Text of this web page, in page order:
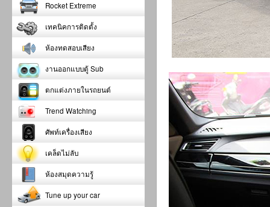
Rocket Extreme
เทคนิคการติดตั้ง
ห้องทดสอบเสียง
งานออกแบบตู้ Sub
ตกแต่งภายในรถยนต์
Trend Watching
ศัพท์เครื่องเสียง
เคล็ดไม่ลับ
ห้องสมุดความรู้
Tune up your car